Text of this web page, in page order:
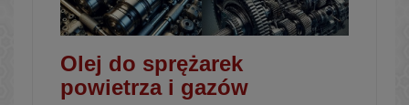
Olej do sprężarek
powietrza i gazów